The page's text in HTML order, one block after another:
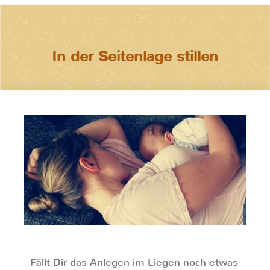
In der Seitenlage stillen
Fällt Dir das Anlegen im Liegen noch etwas